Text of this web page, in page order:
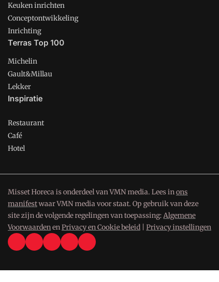
Keuken inrichten
Conceptontwikkeling
Inrichting
Terras Top 100
Michelin
Gault&Millau
Lekker
Inspiratie
Restaurant
Café
Hotel
Misset Horeca is onderdeel van VMN media. Lees in ons
manifestwaar VMN media voor staat. Op gebruik van deze
site zijn de volgende regelingen van toepassing: Algemene
Voorwaarden en Privacy en Cookie beleid Privacy instellingen